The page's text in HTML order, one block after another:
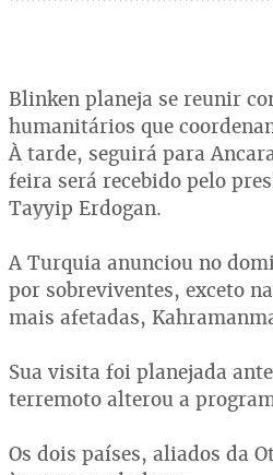
Blinken planeja se reunir
humanitários que
À tarde, seguirá para
feira será recebido pelo
Tayyip Erdogan.
A Turquia anunciou no
por sobreviventes, exceto
mais afetadas,
Sua visita foi planejada
terremoto alterou a
Os dois países, aliados da